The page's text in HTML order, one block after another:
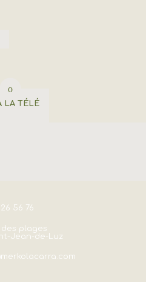
LA TÉLÉ
56 76
plages
Jean-de-Luz